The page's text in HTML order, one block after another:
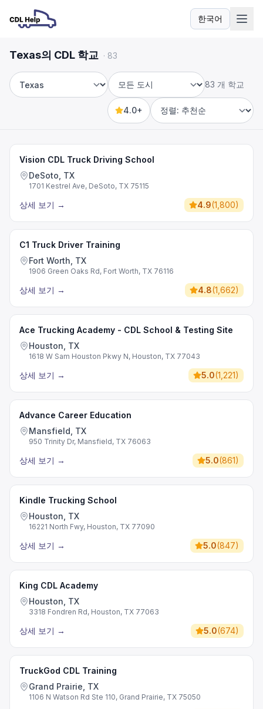
한국어
언어
Texas의 CDL 학교 · 83
주 도시
83 개 학교
4.0+
Sort by
Vision CDL Truck Driving School
DeSoto, TX
1701 Kestrel Ave, DeSoto, TX 75115
상세 보기 → 4.9(1,800)
C1 Truck Driver Training
Fort Worth, TX
1906 Green Oaks Rd, Fort Worth, TX 76116
상세 보기 → 4.8(1,662)
Ace Trucking Academy - CDL School & Testing Site
Houston, TX
1618 W Sam Houston Pkwy N, Houston, TX 77043
상세 보기 → 5.0(1,221)
Advance Career Education
Mansfield, TX
950 Trinity Dr, Mansfield, TX 76063
상세 보기 → 5.0(861)
Kindle Trucking School
Houston, TX
16221 North Fwy, Houston, TX 77090
상세 보기 → 5.0(847)
King CDL Academy
Houston, TX
3318 Fondren Rd, Houston, TX 77063
상세 보기 → 5.0(674)
TruckGod CDL Training
Grand Prairie, TX
1106 N Watson Rd Ste 110, Grand Prairie, TX 75050